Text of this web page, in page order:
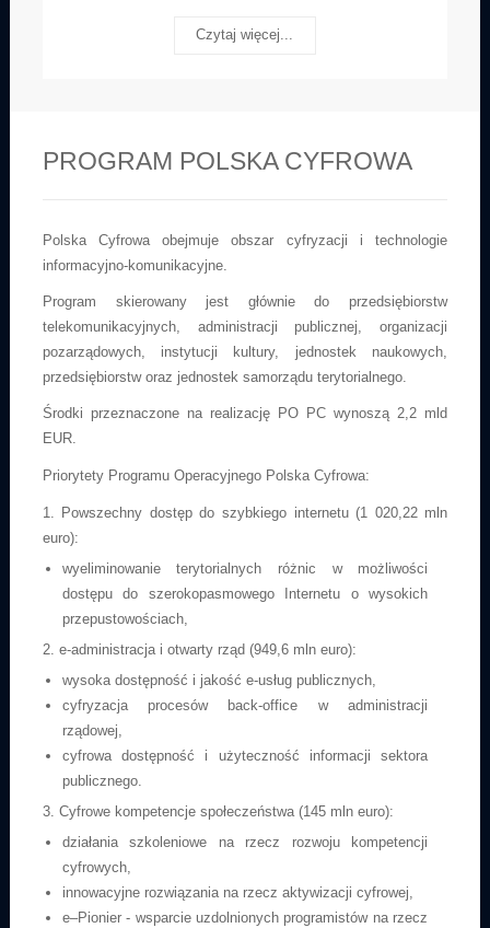
Czytaj więcej...
PROGRAM POLSKA CYFROWA
Polska Cyfrowa obejmuje obszar cyfryzacji i technologie
informacyjno-komunikacyjne.
Program skierowany jest głównie do przedsiębiorstw
telekomunikacyjnych, administracji publicznej, organizacji
pozarządowych, instytucji kultury, jednostek naukowych,
przedsiębiorstw oraz jednostek samorządu terytorialnego.
Środki przeznaczone na realizację PO PC wynoszą 2,2 mld
EUR.
Priorytety Programu Operacyjnego Polska Cyfrowa:
1. Powszechny dostęp do szybkiego internetu (1 020,22 mln
euro):
wyeliminowanie terytorialnych różnic w możliwości
dostępu do szerokopasmowego Internetu o wysokich
przepustowościach,
2. e-administracja i otwarty rząd (949,6 mln euro):
wysoka dostępność i jakość e-usług publicznych,
cyfryzacja procesów back-office w administracji
rządowej,
cyfrowa dostępność i użyteczność informacji sektora
publicznego.
3. Cyfrowe kompetencje społeczeństwa (145 mln euro):
działania szkoleniowe na rzecz rozwoju kompetencji
cyfrowych,
innowacyjne rozwiązania na rzecz aktywizacji cyfrowej,
e–Pionier - wsparcie uzdolnionych programistów na rzecz